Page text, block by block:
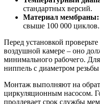
стандартных версий.
Материал мембраны:
свыше 100 000 циклов.
Перед установкой
воздушной камере – оно
минимального рабочего.
ниппель с диаметром
Монтаж выполняют на
циркуляционным насосом.
продлевает срок службы